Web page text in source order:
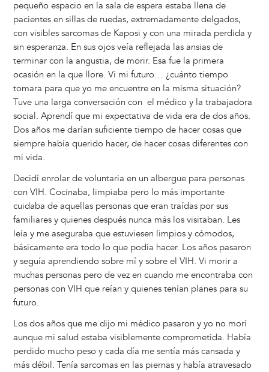
pequeño espacio en la sala de espera estaba llena de
pacientes en sillas de ruedas, extremadamente delgados,
con visibles sarcomas de Kaposi y con una mirada perdida y
sin esperanza. En sus ojos veía reflejada las ansias de
terminar con la angustia, de morir. Esa fue la primera
ocasión en la que llore. Vi mi futuro… ¿cuánto tiempo
tomara para que yo me encuentre en la misma situación?
Tuve una larga conversación con el médico y la trabajadora
social. Aprendí que mi expectativa de vida era de dos años.
Dos años me darían suficiente tiempo de hacer cosas que
siempre había querido hacer, de hacer cosas diferentes con
mi vida.
Decidí enrolar de voluntaria en un albergue para personas
con VIH. Cocinaba, limpiaba pero lo más importante
cuidaba de aquellas personas que eran traídas por sus
familiares y quienes después nunca más los visitaban. Les
leía y me aseguraba que estuviesen limpios y cómodos,
básicamente era todo lo que podía hacer. Los años pasaron
y seguía aprendiendo sobre mí y sobre el VIH. Vi morir a
muchas personas pero de vez en cuando me encontraba con
personas con VIH que reían y quienes tenían planes para su
futuro.
Los dos años que me dijo mi médico pasaron y yo no morí
aunque mi salud estaba visiblemente comprometida. Había
perdido mucho peso y cada día me sentía más cansada y
más débil. Tenía sarcomas en las piernas y había atravesado